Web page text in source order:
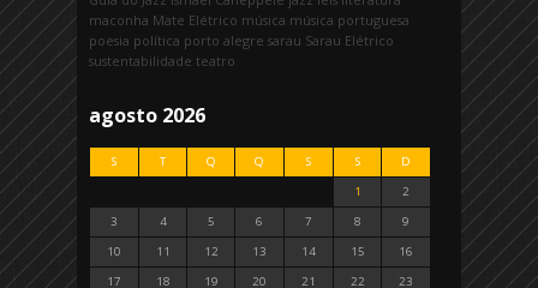
maconha Mate Elétrico música música portuguesa
poesia política porto alegre sarau Sarau Elétrico
sustentabilidade teatro
agosto 2026
S T Q Q S S
D
1
2
3
4 5 6 7 8
9
10
11 12 13 14 15
16
17
18 19 20 21 22 23